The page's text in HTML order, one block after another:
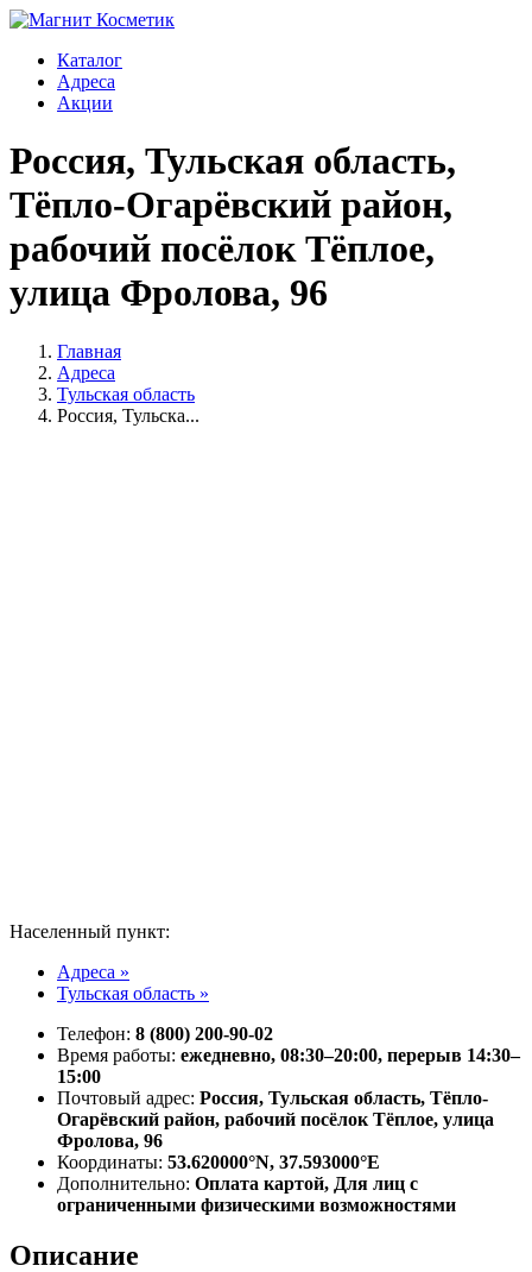
Каталог
Адреса
Акции
Россия, Тульская область,
Тёпло-Огарёвский район,
рабочий посёлок Тёплое,
улица Фролова, 96
Главная
Адреса
Тульская область
Россия, Тульска...
Населенный пункт:
Адреса »
Тульская область »
Телефон: 8 (800) 200-90-02
Время работы: ежедневно, 08:30–20:00, перерыв 14:30–
15:00
Почтовый адрес: Россия, Тульская область, Тёпло-
Огарёвский район, рабочий посёлок Тёплое, улица
Фролова, 96
Координаты: 53.620000°N, 37.593000°E
Дополнительно: Оплата картой, Для лиц с
ограниченными физическими возможностями
Описание